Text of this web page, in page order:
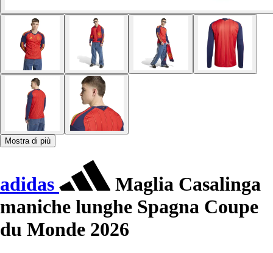
Mostra di più
adidas
Maglia Casalinga
maniche lunghe Spagna Coupe
du Monde 2026